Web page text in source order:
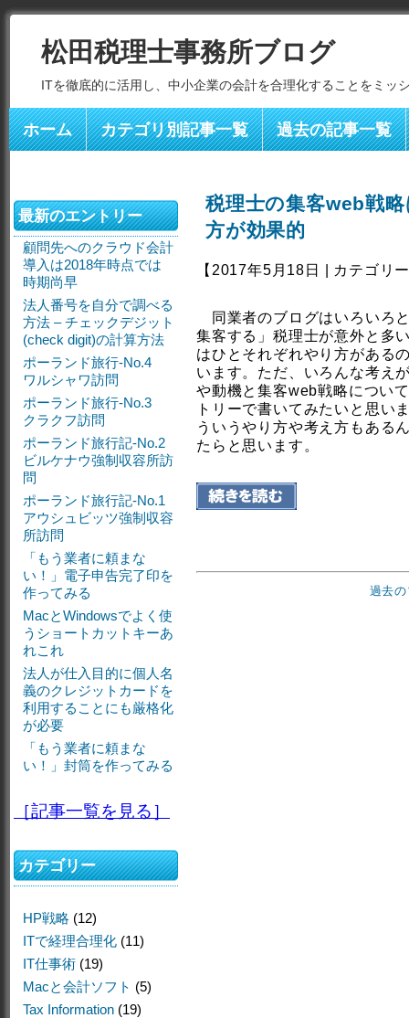
松田税理士事務所ブログ
ITを徹底的に活用し、中小企業の会計を合理化することをミッ
ホーム カテゴリ別記事一覧 過去の記事一覧
税理士の集客web戦
方が効果的
【2017年5月18日 | カテゴリ
同業者のブログはいろいろ
集客する」税理士が意外と多
はひとそれぞれやり方がある
います。ただ、いろんな考え
や動機と集客web戦略につい
トリーで書いてみたいと思い
ういうやり方や考え方もある
たらと思います。
過去
最新のエントリー
顧問先へのクラウド会計
導入は2018年時点では
時期尚早
法人番号を自分で調べる
方法 – チェックデジット
(check digit)の計算方法
ポーランド旅行-No.4
ワルシャワ訪問
ポーランド旅行-No.3
クラクフ訪問
ポーランド旅行記-No.2
ビルケナウ強制収容所訪
問
ポーランド旅行記-No.1
アウシュビッツ強制収容
所訪問
「もう業者に頼まな
い！」電子申告完了印を
作ってみる
MacとWindowsでよく使
うショートカットキーあ
れこれ
法人が仕入目的に個人名
義のクレジットカードを
利用することにも厳格化
が必要
「もう業者に頼まな
い！」封筒を作ってみる
［記事一覧を見る］
カテゴリー
HP戦略 (12)
ITで経理合理化 (11)
IT仕事術 (19)
Macと会計ソフト (5)
Tax Information (19)